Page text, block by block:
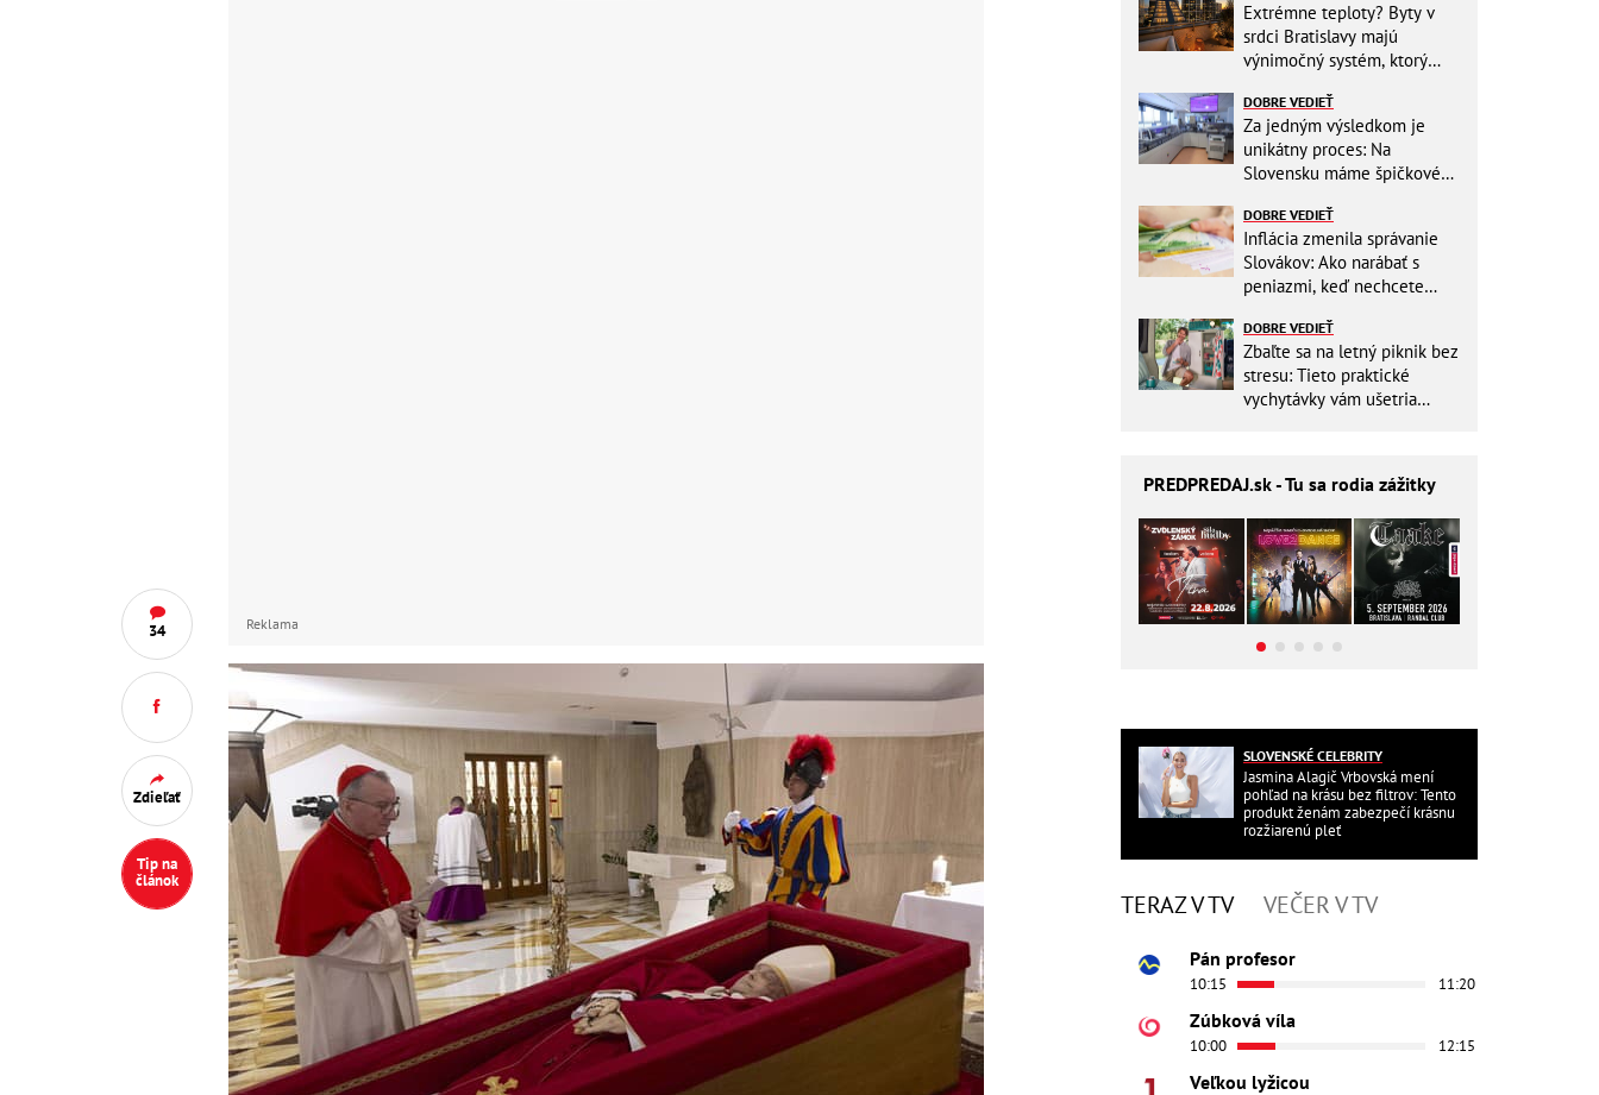
34
Zdieľať
Tip na
článok
Reklama
Extrémne teploty? Byty v
srdci Bratislavy majú
výnimočný systém, ktorý
DOBRE VEDIEŤ
Za jedným výsledkom je
unikátny proces: Na
Slovensku máme špičkové
DOBRE VEDIEŤ
Inflácia zmenila správanie
Slovákov: Ako narábať s
peniazmi, keď nechcete
DOBRE VEDIEŤ
Zbaľte sa na letný piknik bez
stresu: Tieto praktické
vychytávky vám ušetria
PREDPREDAJ.sk - Tu sa rodia zážitky
SLOVENSKÉ CELEBRITY
Jasmina Alagič Vrbovská mení
pohľad na krásu bez filtrov: Tento
produkt ženám zabezpečí krásnu
rozžiarenú pleť
TERAZ V TV VEČER V TV
Pán profesor
10:15 11:20
Zúbková víla
10:00 12:15
Veľkou lyžicou